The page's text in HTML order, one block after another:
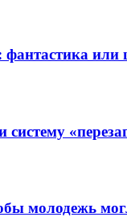
фантастика
систему
молодежь